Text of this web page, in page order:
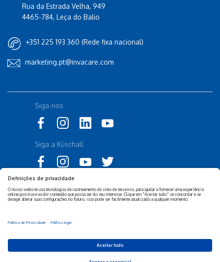
Rua da Estrada Velha, 949
4465-784, Leça do Balio
+351 225 193 360 (Rede fixa nacional)
marketing.pt@invacare.com
Declaração de Acessibilidade
Política Legal Invacare
Cookies Invacare
Siga-nos
Siga a Küschall